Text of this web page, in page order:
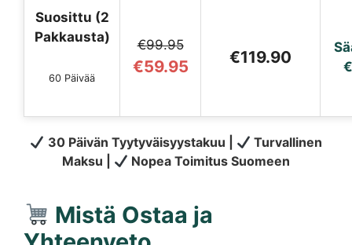
Suosittu (2
Pakkausta)
60 Päivää
€99.95
€59.95 €119.90
30 Päivän Tyytyväisyystakuu |
Turvallinen
Maksu |
Nopea Toimitus Suomeen
Mistä Ostaa ja